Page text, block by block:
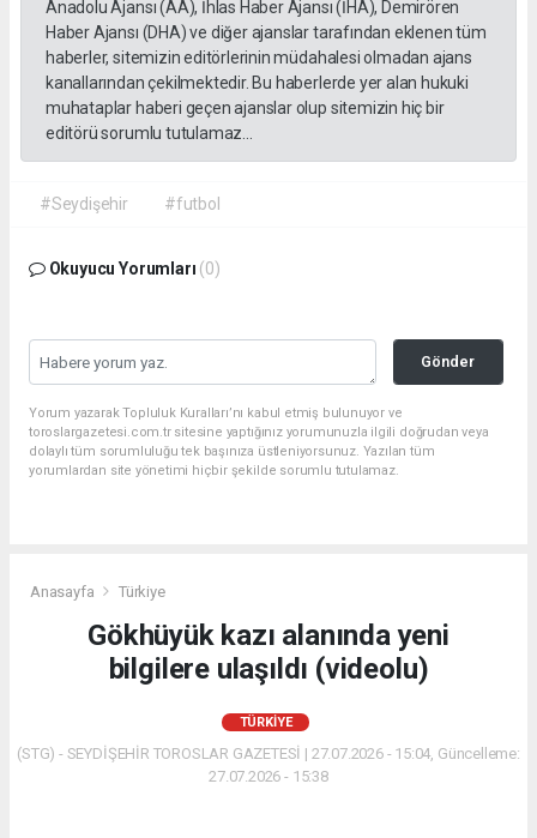
Anadolu Ajansı (AA), İhlas Haber Ajansı (İHA), Demirören
Haber Ajansı (DHA) ve diğer ajanslar tarafından eklenen tüm
haberler, sitemizin editörlerinin müdahalesi olmadan ajans
kanallarından çekilmektedir. Bu haberlerde yer alan hukuki
muhataplar haberi geçen ajanslar olup sitemizin hiç bir
editörü sorumlu tutulamaz...
#Seydişehir #futbol
Okuyucu Yorumları (0)
Gönder
Yorum yazarak Topluluk Kuralları’nı kabul etmiş bulunuyor ve
toroslargazetesi.com.tr sitesine yaptığınız yorumunuzla ilgili doğrudan veya
dolaylı tüm sorumluluğu tek başınıza üstleniyorsunuz. Yazılan tüm
yorumlardan site yönetimi hiçbir şekilde sorumlu tutulamaz.
Anasayfa Türkiye
Gökhüyük kazı alanında yeni
bilgilere ulaşıldı (videolu)
TÜRKIYE
(STG) - SEYDİŞEHİR TOROSLAR GAZETESİ | 27.07.2026 - 15:04, Güncelleme:
27.07.2026 - 15:38